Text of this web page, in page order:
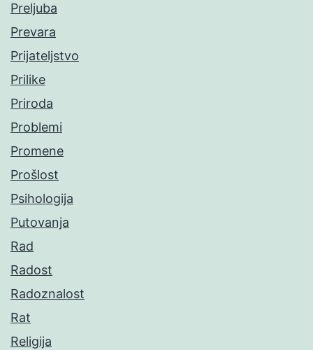
Preljuba
Prevara
Prijateljstvo
Prilike
Priroda
Problemi
Promene
Prošlost
Psihologija
Putovanja
Rad
Radost
Radoznalost
Rat
Religija